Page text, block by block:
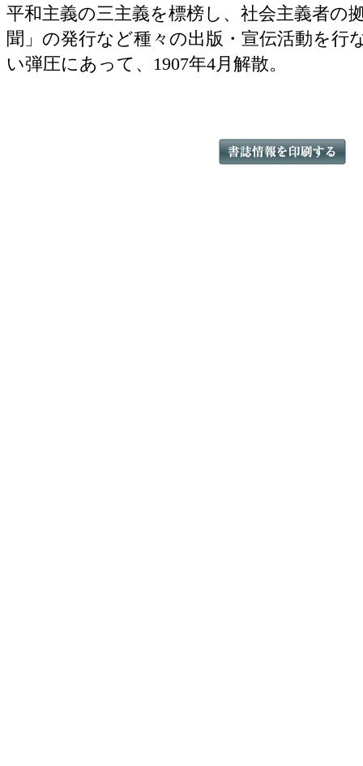
平和主義の三主義を標榜し、社会主義者の
聞」の発行など種々の出版・宣伝活動を行
い弾圧にあって、1907年4月解散。